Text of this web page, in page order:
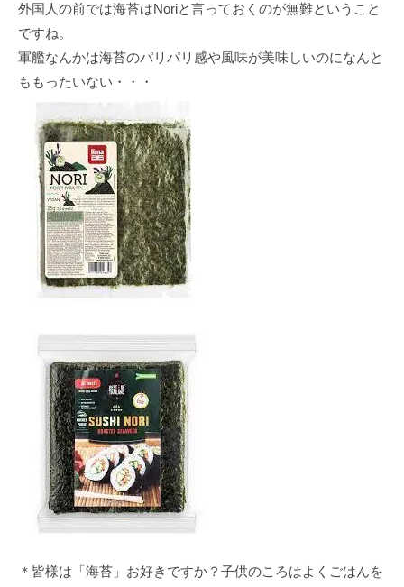
外国人の前では海苔はNoriと言っておくのが無難ということ
ですね。
軍艦なんかは海苔のパリパリ感や風味が美味しいのになんと
ももったいない・・・
＊皆様は「海苔」お好きですか？子供のころはよくごはんを